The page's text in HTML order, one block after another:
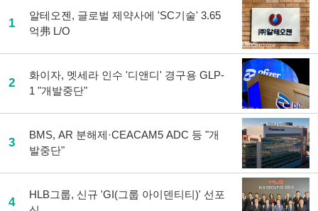
1
알테오젠, 글로벌 제약사에 'SC기술' 3.65
억弗 L/O
2
화이자, 멧세라 인수 '디앤디' 경구용 GLP-
1 "개발중단"
3
BMS, AR 분해제·CEACAM5 ADC 등 "개
발중단"
4
HLB그룹, 신규 'GI(그룹 아이덴티티)' 선포